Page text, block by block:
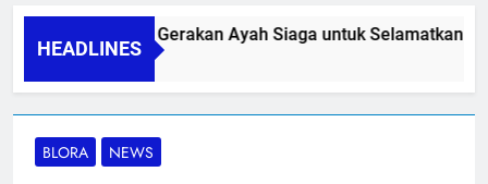
HEADLINES
PAPA SIDINI, Gerakan Ayah Siaga untuk Selamatkan Ibu
06/08/2026
BLORA NEWS